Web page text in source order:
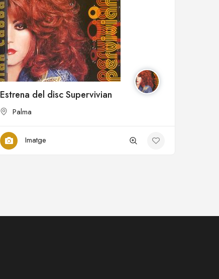
Estrena del disc Supervivian
Palma
Imatge